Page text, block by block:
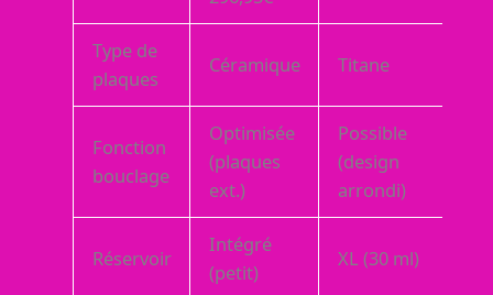
Type de
plaques
Céramique Titane
Fonction
bouclage
Optimisée
(plaques
ext.)
Possible
(design
arrondi)
Réservoir
Intégré
(petit)
XL (30 ml)